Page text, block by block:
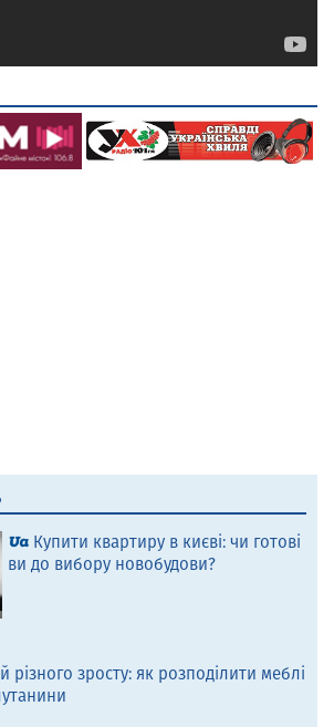
Купити квартиру в києві: чи готові
ви до вибору новобудови?
різного зросту: як розподілити меблі